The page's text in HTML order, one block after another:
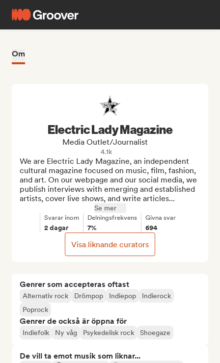
Om
Genrer som accepteras oftast
Alternativ rock Drömpop Indiepop
Indierock
Poprock
Genrer de också är öppna för
Indiefolk Ny våg Psykedelisk rock Shoegaze
De vill ta emot musik som liknar...
Electric Lady Magazine
Media Outlet/Journalist
4.1k
We are Electric Lady Magazine, an independent
cultural magazine focused on music, film, fashion,
and art. On our webpage and our social media, we
publish interviews with emerging and established
artists, cover live shows, and write articles...
Se mer
Svarar inom
2 dagar
Delningsfrekvens
7%
Givna svar
694
Visa liknande curators